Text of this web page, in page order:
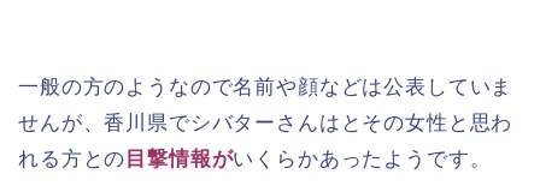
一般の方のようなので名前や顔などは公表していま
せんが、香川県でシバターさんはとその女性と思わ
れる方との 目撃情報がいくらかあったようです。